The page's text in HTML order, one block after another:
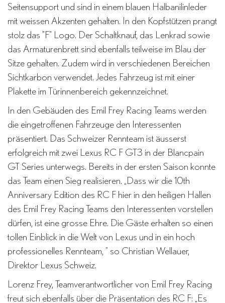
Seitensupport und sind in einem blauen Halbanilinleder
mit weissen Akzenten gehalten. In den Kopfstützen prangt
stolz das "F" Logo. Der Schaltknauf, das Lenkrad sowie
das Armaturenbrett sind ebenfalls teilweise im Blau der
Sitze gehalten. Zudem wird in verschiedenen Bereichen
Sichtkarbon verwendet. Jedes Fahrzeug ist mit einer
Plakette im Türinnenbereich gekennzeichnet.
In den Gebäuden des Emil Frey Racing Teams werden
die eingetroffenen Fahrzeuge den Interessenten
präsentiert. Das Schweizer Rennteam ist äusserst
erfolgreich mit zwei Lexus RC F GT3 in der Blancpain
GT Series unterwegs. Bereits in der ersten Saison konnte
das Team einen Sieg realisieren. „Dass wir die 10th
Anniversary Edition des RC F hier in den heiligen Hallen
des Emil Frey Racing Teams den Interessenten vorstellen
dürfen, ist eine grosse Ehre. Die Gäste erhalten so einen
tollen Einblick in die Welt von Lexus und in ein hoch
professionelles Rennteam, ” so Christian Wellauer,
Direktor Lexus Schweiz.
Lorenz Frey, Teamverantwortlicher von Emil Frey Racing
freut sich ebenfalls über die Präsentation des RC F: „Es